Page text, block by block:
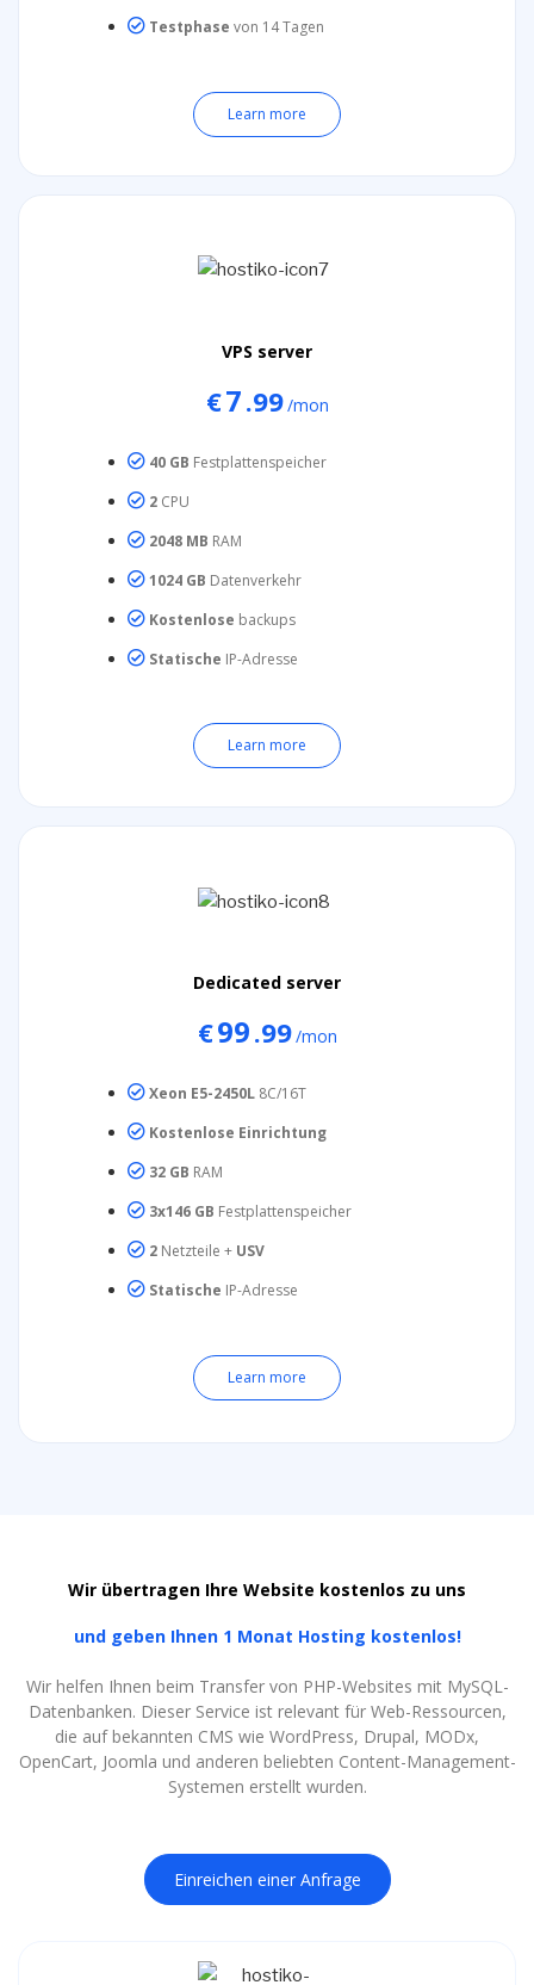
Testphase von 14 Tagen
Learn more
VPS server
€7.99/mon
40 GB Festplattenspeicher
2 CPU
2048 MB RAM
1024 GB Datenverkehr
Kostenlose backups
Statische IP-Adresse
Learn more
Dedicated server
€99.99/mon
Xeon E5-2450L 8C/16T
Kostenlose Einrichtung
32 GB RAM
3x146 GB Festplattenspeicher
2 Netzteile + USV
Statische IP-Adresse
Learn more
Wir übertragen Ihre Website kostenlos zu uns
und geben Ihnen 1 Monat Hosting kostenlos!
Wir helfen Ihnen beim Transfer von PHP-Websites mit MySQL-
Datenbanken. Dieser Service ist relevant für Web-Ressourcen,
die auf bekannten CMS wie WordPress, Drupal, MODx,
OpenCart, Joomla und anderen beliebten Content-Management-
Systemen erstellt wurden.
Einreichen einer Anfrage